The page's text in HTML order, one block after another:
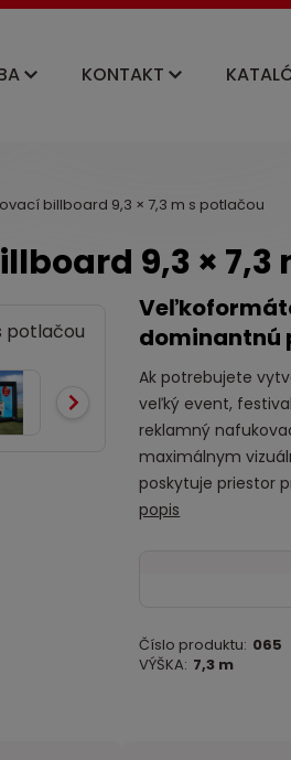
KONTAKT
billboard 9,3 × 7,3 m s potlačou
9,3 × 7,3
dominantnú
Ak potrebujete
veľký event,
reklamný
maximálnym
poskytuje priestor
popis
Číslo produktu: 065
VÝŠKA: 7,3 m